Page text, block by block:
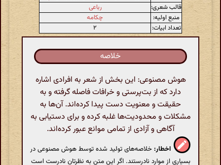
قالب شعری:
رباعی
منبع اولیه:
چکامه
تعداد ابیات:
۲
خلاصه
هوش مصنوعی: این بخش از شعر به افرادی اشاره
دارد که از بت‌پرستی و خرافات فاصله گرفته و به
حقیقت و معنویت دست پیدا کرده‌اند. آن‌ها به
مشکلات و محدودیت‌ها غلبه کرده و برای دستیابی به
آگاهی و آزادی از تمامی موانع عبور کرده‌اند.
اخطار: خلاصه‌های تولید شده توسط هوش مصنوعی در
بسیاری از موارد نادرستند. اگر این متن به نظرتان نادرست است